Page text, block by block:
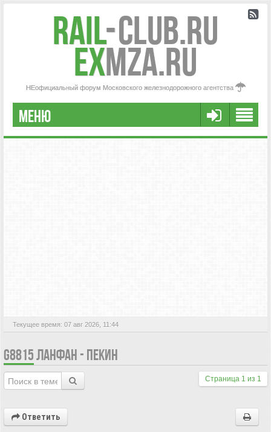
Rail-Club.RU
exMZA.RU
НЕофициальный форум Московского железнодорожного агентства
МЕНЮ
РЕГИСТРАЦИЯ
Текущее время: 07 авг 2026, 11:44
G8815 ЛАНФАН - ПЕКИН
Страница 1 из 1
Ответить